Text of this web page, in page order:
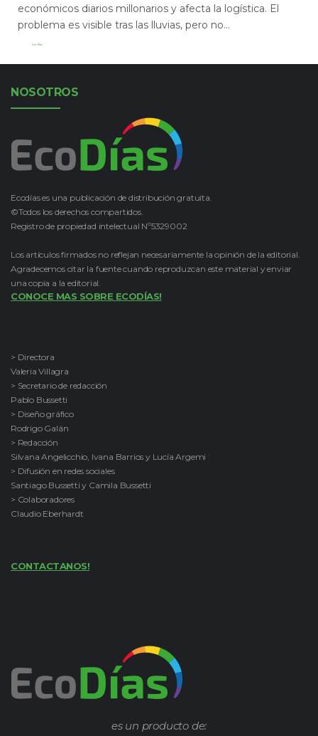
económicos diarios millonarios y afecta la logística. El
problema es visible tras las lluvias, pero no...
Leer Más
NOSOTROS
Ecodías es una publicación de distribución gratuita.
©Todos los derechos compartidos.
Registro de propiedad intelectual Nº5329002
Los artículos firmados no reflejan necesariamente la opinión de la editorial.
Agradecemos citar la fuente cuando reproduzcan este material y enviar
una copia a la editorial.
CONOCE MAS SOBRE ECODÍAS!
> Directora
Valeria Villagra
> Secretario de redacción
Pablo Bussetti
> Diseño gráfico
Rodrigo Galán
> Redacción
Silvana Angelicchio, Ivana Barrios y Lucía Argemi
> Difusión en redes sociales
Santiago Bussetti y Camila Bussetti
> Colaboradores
Claudio Eberhardt
CONTACTANOS!
es un producto de: